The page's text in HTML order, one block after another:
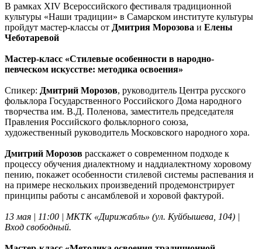
В рамках ХIV Всероссийского фестиваля традиционной
культуры «Наши традиции» в Самарском институте культуры
пройдут мастер-классы от Дмитрия Морозова и Елены
Чеботаревой
Мастер-класс «Стилевые особенности в народно-
певческом искусстве: методика освоения»
Спикер: Дмитрий Морозов, руководитель Центра русского
фольклора Государственного Российского Дома народного
творчества им. В.Д. Поленова, заместитель председателя
Правления Российского фольклорного союза,
художественный руководитель Московского народного хора.
Дмитрий Морозов расскажет о современном подходе к
процессу обучения диалектному и наддиалектному хоровому
пению, покажет особенности стилевой системы распевания и
на примере нескольких произведений продемонстрирует
принципы работы с ансамблевой и хоровой фактурой.
13 мая | 11:00 | МКТК «Дирижабль» (ул. Куйбышева, 104) |
Вход свободный.